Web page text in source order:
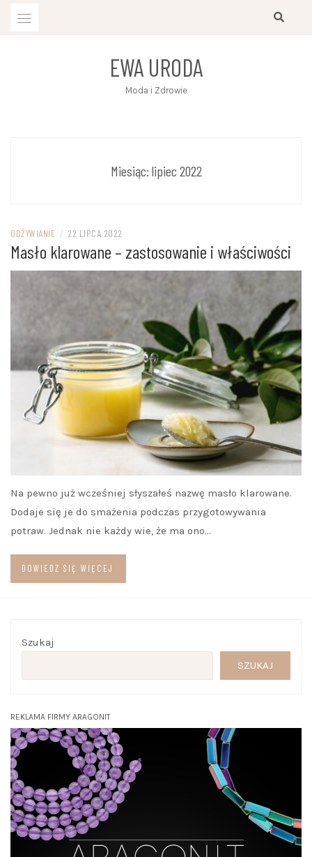
EWA URODA
Moda i Zdrowie
Miesiąc: lipiec 2022
ODŻYWIANIE / 22 LIPCA 2022
Masło klarowane – zastosowanie i właściwości
Na pewno już wcześniej słyszałeś nazwę masło klarowane.
Dodaje się je do smażenia podczas przygotowywania
potraw. Jednak nie każdy wie, że ma ono…
DOWIEDZ SIĘ WIĘCEJ
Szukaj
SZUKAJ
REKLAMA FIRMY ARAGONIT